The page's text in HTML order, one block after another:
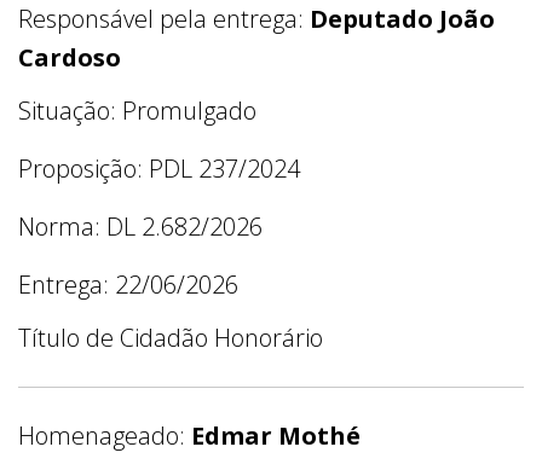
Responsável pela entrega: Deputado João
Cardoso
Situação: Promulgado
Proposição: PDL 237/2024
Norma: DL 2.682/2026
Entrega: 22/06/2026
Título de Cidadão Honorário
Homenageado: Edmar Mothé